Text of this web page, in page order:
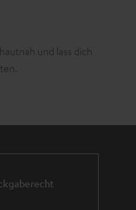
und lass dich